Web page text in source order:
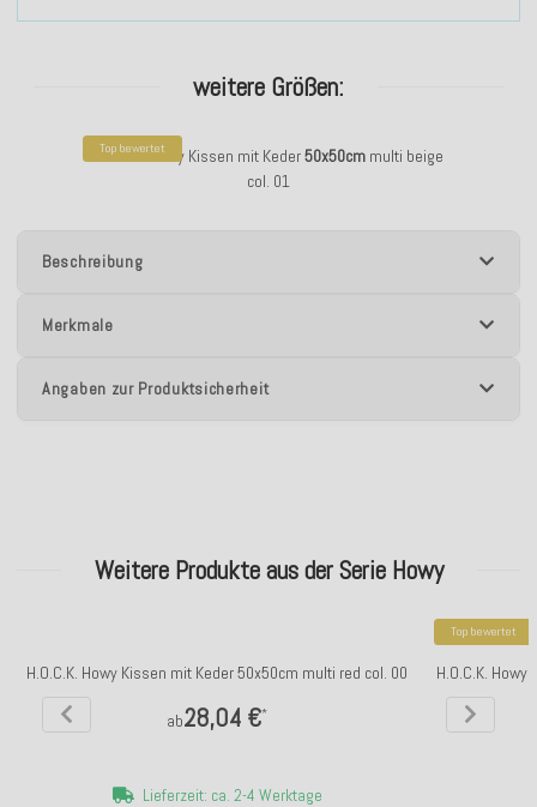
weitere Größen:
Top bewertet
H.O.C.K. Howy Kissen mit Keder50x50cm multi beige
col. 01
Beschreibung
Merkmale
Angaben zur Produktsicherheit
Weitere Produkte aus der Serie Howy
H.O.C.K. Howy Kissen mit Keder 50x50cm multi red col. 00
ab28,04 €*
Lieferzeit: ca. 2-4 Werktage
Top bewertet
H.O.C.K.